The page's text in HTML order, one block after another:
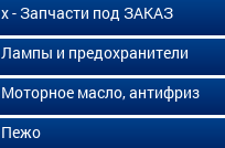
х - Запчасти под ЗАКАЗ
Лампы и предохранители
Моторное масло, антифриз
Пежо